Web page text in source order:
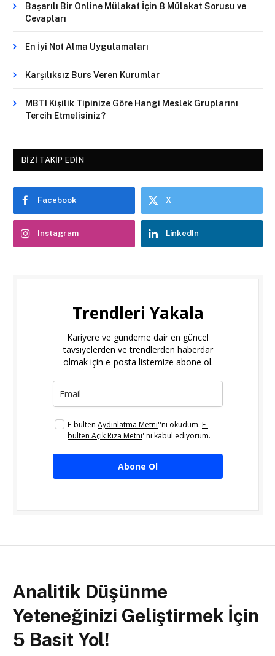
Başarılı Bir Online Mülakat İçin 8 Mülakat Sorusu ve
Cevapları
En İyi Not Alma Uygulamaları
Karşılıksız Burs Veren Kurumlar
MBTI Kişilik Tipinize Göre Hangi Meslek Gruplarını
Tercih Etmelisiniz?
BIZI TAKIP EDIN
Facebook X
Instagram LinkedIn
Trendleri Yakala
Kariyere ve gündeme dair en güncel
tavsiyelerden ve trendlerden haberdar
olmak için e-posta listemize abone ol.
E-bülten Aydınlatma Metni''ni okudum. E-
bülten Açık Rıza Metni''ni kabul ediyorum.
Abone Ol
Analitik Düşünme
Yeteneğinizi Geliştirmek İçin
5 Basit Yol!